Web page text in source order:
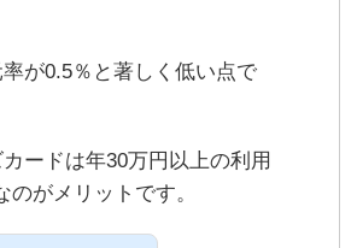
が0.5％と著しく低い点で
ードは年30万円以上の利用
がメリットです。